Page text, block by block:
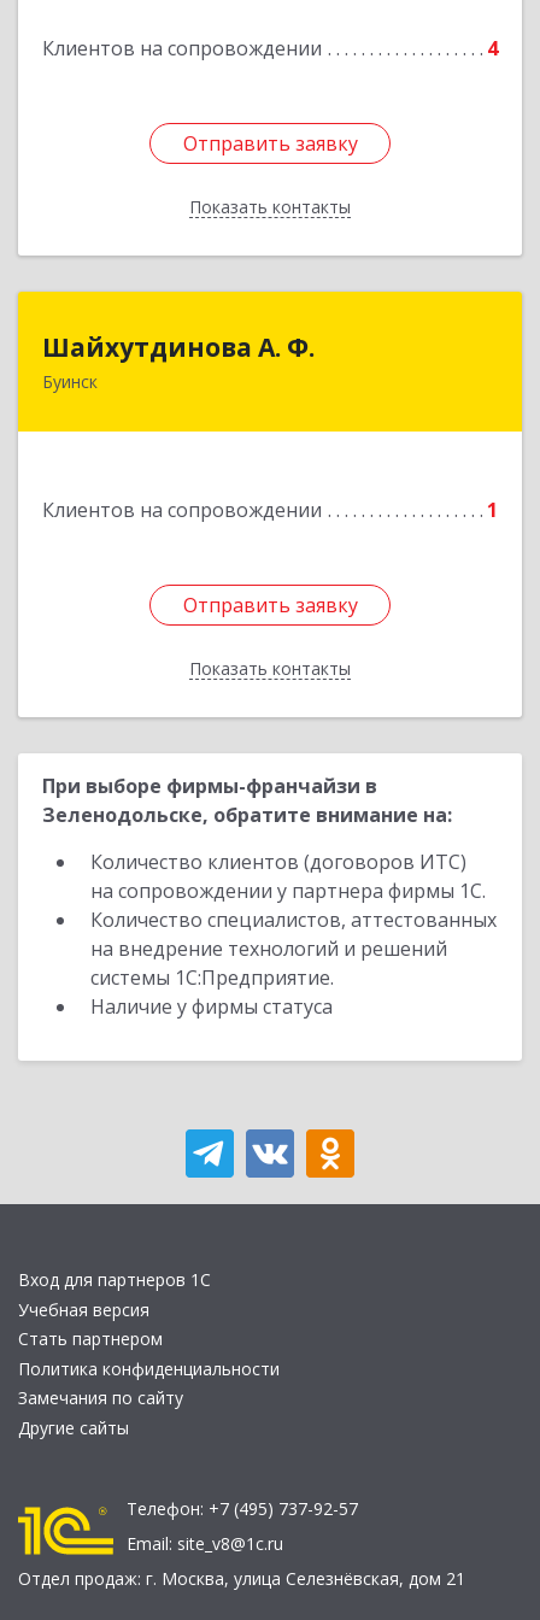
Клиентов на сопровождении 4
Отправить заявку
Показать контакты
Отправить заявку
Назад
Шайхутдинова А. Ф.
Буинск
Клиентов на сопровождении 1
Отправить заявку
Показать контакты
Отправить заявку
Назад
При выборе фирмы-франчайзи в
Зеленодольске, обратите внимание на:
Количество клиентов (договоров ИТС)
на сопровождении у партнера фирмы 1С.
Количество специалистов, аттестованных
на внедрение технологий и решений
системы 1С:Предприятие.
Наличие у фирмы статуса
Вход для партнеров 1С
Учебная версия
Стать партнером
Политика конфиденциальности
Замечания по сайту
Другие сайты
Телефон: +7 (495) 737-92-57
Email: site_v8@1c.ru
Отдел продаж: г. Москва, улица Селезнёвская, дом 21